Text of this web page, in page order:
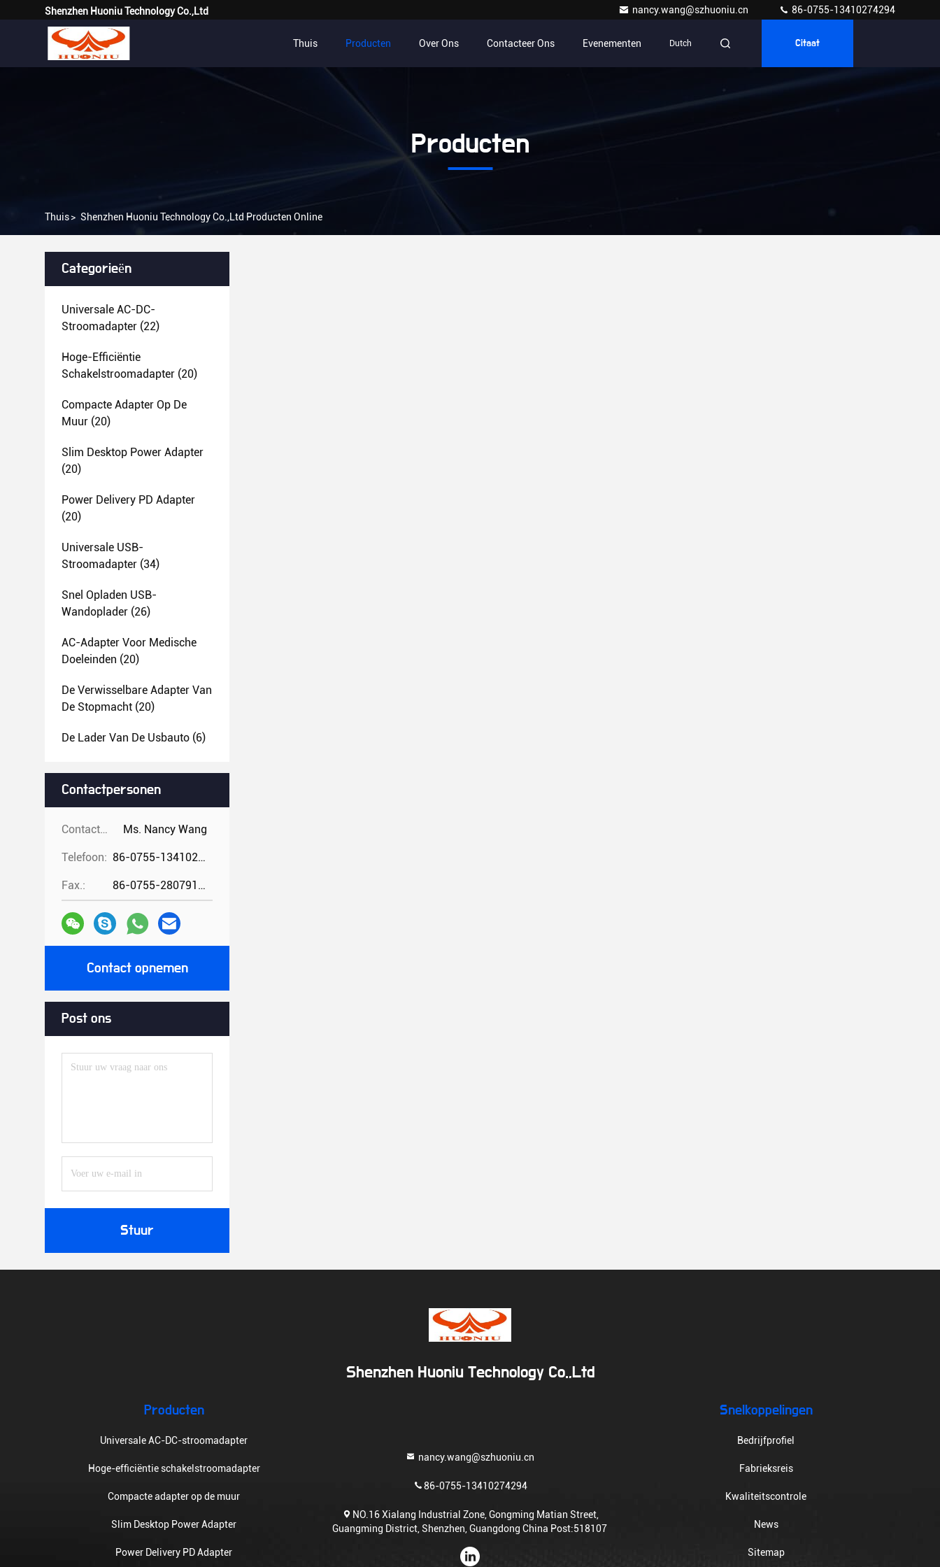
Shenzhen Huoniu Technology Co.,Ltd nancy.wang@szhuoniu.cn 86-0755-13410274294
Thuis Producten Over Ons Contacteer Ons Evenementen Dutch Citaat
Producten
Thuis> Shenzhen Huoniu Technology Co.,Ltd Producten Online
Categorieën
Universale AC-DC-
Stroomadapter (22)
Hoge-Efficiëntie
Schakelstroomadapter (20)
Compacte Adapter Op De
Muur (20)
Slim Desktop Power Adapter
(20)
Power Delivery PD Adapter
(20)
Universale USB-
Stroomadapter (34)
Snel Opladen USB-
Wandoplader (26)
AC-Adapter Voor Medische
Doeleinden (20)
De Verwisselbare Adapter Van
De Stopmacht (20)
De Lader Van De Usbauto (6)
Contactpersonen
Contactpersonen: Ms. Nancy Wang
Telefoon: 86-0755-13410274294
Fax.: 86-0755-28079166
Contact opnemen
Post ons
Stuur
Shenzhen Huoniu Technology Co.,Ltd
Producten
Universale AC-DC-stroomadapter
Hoge-efficiëntie schakelstroomadapter
Compacte adapter op de muur
Slim Desktop Power Adapter
Power Delivery PD Adapter
nancy.wang@szhuoniu.cn
86-0755-13410274294
NO.16 Xialang Industrial Zone, Gongming Matian Street,
Guangming District, Shenzhen, Guangdong China Post:518107
Snelkoppelingen
Bedrijfprofiel
Fabrieksreis
Kwaliteitscontrole
News
Sitemap